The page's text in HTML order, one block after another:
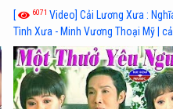
[ 6071 Video] Cải Lương Xưa :
Tình Xưa - Minh Vương Thoại Mỹ |
lương xã hội hay nhất